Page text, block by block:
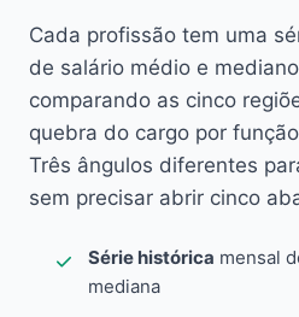
Cada profissão tem uma
de salário médio e
comparando as cinco
quebra do cargo por
Três ângulos diferentes
sem precisar abrir cinco
Série histórica mensal
mediana